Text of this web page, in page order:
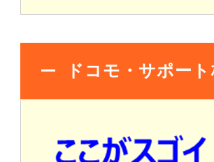
ドコモ・サポー